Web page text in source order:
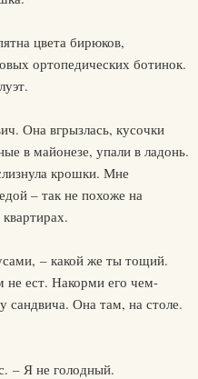
цвета бирюков,
ортопедических ботинок.
Она вгрызлась, кусочки
в майонезе, упали в ладонь.
крошки. Мне
– так не похоже на
– какой же ты тощий.
не ест. Накорми его чем-
сандвича. Она там, на столе.
– Я не голодный.